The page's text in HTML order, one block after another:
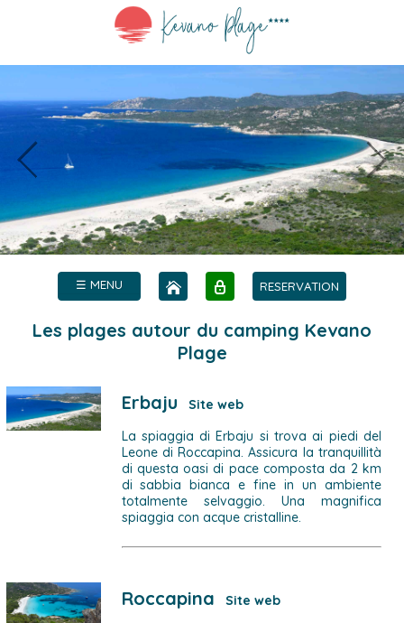
☰ MENU RESERVATION
Les plages autour du camping Kevano
Plage
Erbaju
Site web
La spiaggia di Erbaju si trova ai piedi del
Leone di Roccapina. Assicura la tranquillità
di questa oasi di pace composta da 2 km
di sabbia bianca e fine in un ambiente
totalmente selvaggio. Una magnifica
spiaggia con acque cristalline.
Roccapina
Site web